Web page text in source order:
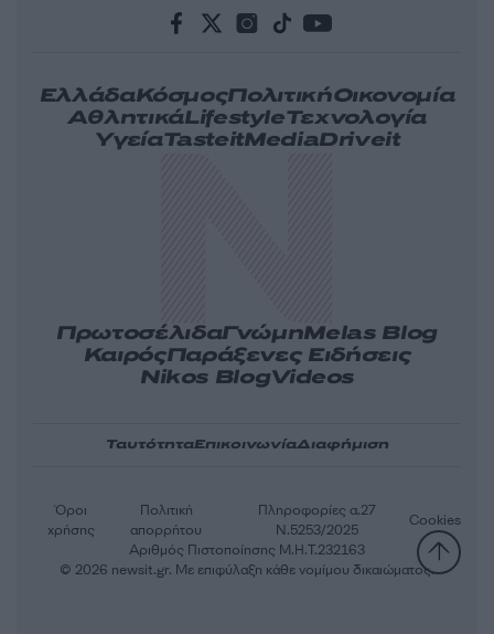
ΕλλάδαΚόσμοςΠολιτικήΟικονομία
ΑθλητικάLifestyleΤεχνολογία
ΥγείαTasteitMediaDriveit
ΠρωτοσέλιδαΓνώμηMelas Blog
ΚαιρόςΠαράξενες Ειδήσεις
Nikos BlogVideos
ΤαυτότηταΕπικοινωνίαΔιαφήμιση
Αριθμός Πιστοποίησης Μ.Η.Τ.232163
Όροι
χρήσης
Πολιτική
απορρήτου
Πληροφορίες α.27
Ν.5253/2025
Cookies
© 2026 newsit.gr. Με επιφύλαξη κάθε νομίμου δικαιώματος.